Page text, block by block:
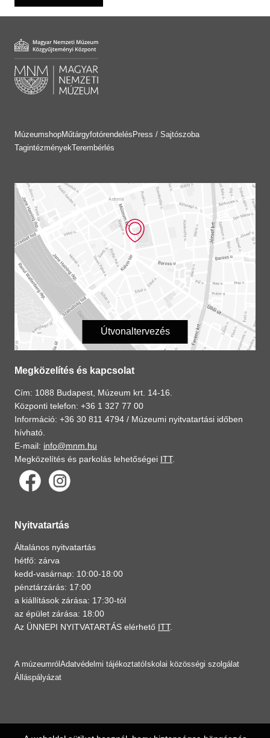
MúzeumshopMűtárgyfotórendelés Press / Sajtószoba
TagintézményekTerembérlés
Útvonaltervezés
Megközelítés és kapcsolat
Cím: 1088 Budapest, Múzeum krt. 14-16.
Központi telefon: +36 1 327 77 00
Információ: +36 30 811 4794 / Múzeumi nyitvatartási időben
hívható.
E-mail: info@mnm.hu
Megközelítés és parkolás lehetőségei ITT.
Nyitvatartás
Általános nyitvatartás
hétfő: zárva
kedd-vasárnap: 10:00-18:00
pénztárzárás: 17:00
a kiállítások zárása: 17:30-tól
az épület zárása: 18:00
Az ÜNNEPI NYITVATARTÁS elérhető ITT.
A múzeumról Adatvédelmi tájékoztató Iskolai közösségi szolgálat
Álláspályázat